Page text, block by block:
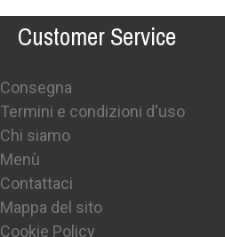
Customer Service
Consegna
Termini e condizioni d'uso
Chi siamo
Menù
Contattaci
Mappa del sito
Cookie Policy